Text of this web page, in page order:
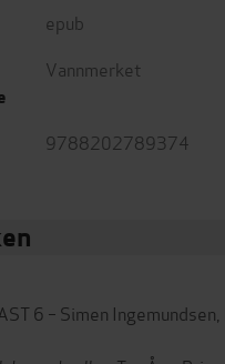
epub
Vannmerket
9788202789374
6 – Simen